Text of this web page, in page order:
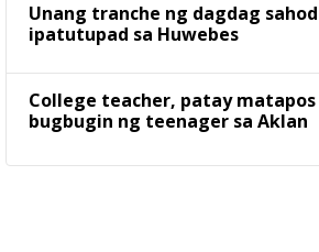
Unang tranche ng dagdag sahod
ipatutupad sa Huwebes
College teacher, patay
bugbugin ng teenager sa Aklan